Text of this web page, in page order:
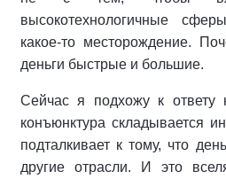
высокотехнологичные
какое-то месторождение.
деньги быстрые и большие.
Сейчас я подхожу к
конъюнктура складывается
подталкивает к тому, что
другие отрасли. И это